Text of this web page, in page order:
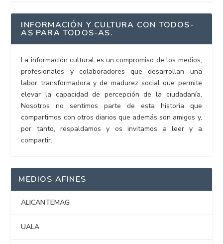
INFORMACIÓN Y CULTURA CON TODOS-
AS PARA TODOS-AS.
La información cultural es un compromiso de los medios,
profesionales y colaboradores que desarrollan una
labor transformadora y de madurez social que permite
elevar la capacidad de percepción de la ciudadanía.
Nosotros no sentimos parte de esta historia que
compartimos con otros diarios que además son amigos y,
por tanto, respaldamos y os invitamos a leer y a
compartir.
MEDIOS AFINES
ALICANTEMAG
UALA